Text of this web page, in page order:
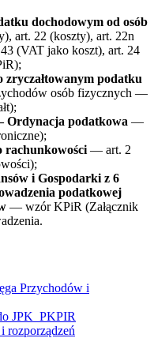
dochodowym od osób
art. 22 (koszty), art. 22n
(VAT jako koszt), art. 24
zryczałtowanym podatku
osób fizycznych —
Ordynacja podatkowa —
rachunkowości — art. 2
i Gospodarki z 6
podatkowej
— wzór KPiR (Załącznik
Przychodów i
JPK_PKPIR
rozporządzeń